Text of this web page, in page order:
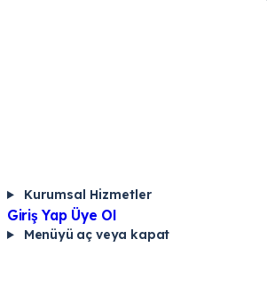
Kurumsal Hizmetler
Giriş Yap Üye Ol
Menüyü aç veya kapat